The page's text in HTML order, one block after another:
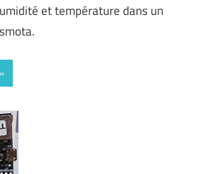
et température dans un